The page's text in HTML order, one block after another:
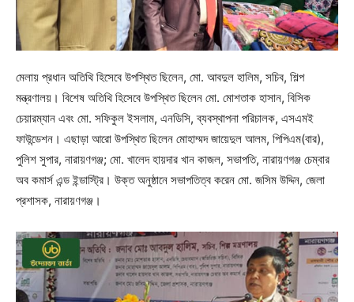
মেলায় প্রধান অতিথি হিসেবে উপস্থিত ছিলেন, মো. আবদুল হালিম, সচিব, শিল্প
মন্ত্রণালয়। বিশেষ অতিথি হিসেবে উপস্থিত ছিলেন মো. মোশতাক হাসান, বিসিক
চেয়ারম্যান এবং মো. সফিকুল ইসলাম, এনডিসি, ব্যবস্থাপনা পরিচালক, এসএমই
ফাউন্ডেশন। এছাড়া আরো উপস্থিত ছিলেন মোহাম্মদ জায়েদুল আলম, পিপিএম(বার),
পুলিশ সুপার, নারায়ণগঞ্জ; মো. খালেদ হায়দার খান কাজল, সভাপতি, নারায়ণগঞ্জ চেম্বার
অব কমার্স এন্ড ইন্ডাস্ট্রি। উক্ত অনুষ্ঠানে সভাপতিত্ব করেন মো. জসিম উদ্দিন, জেলা
প্রশাসক, নারায়ণগঞ্জ।